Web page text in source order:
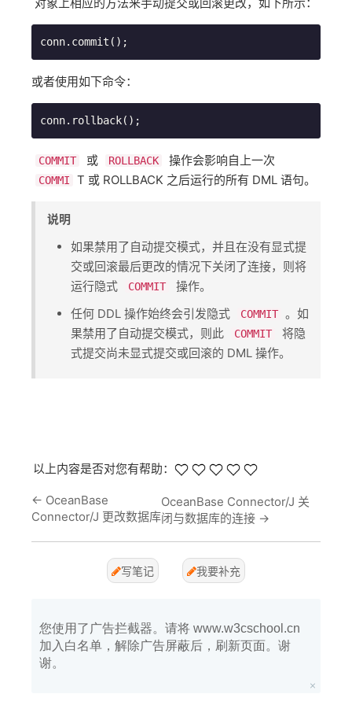
conn.commit();
或者使用如下命令：
conn.rollback();
COMMIT ​ 或 ​ ROLLBACK ​ 操作会影响自上一次 ​
COMMI ​T 或 ROLLBACK 之后运行的所有 DML 语句。
说明
如果禁用了自动提交模式，并且在没有显式提
交或回滚最后更改的情况下关闭了连接，则将
运行隐式 ​
COMMIT
​ 操作。
任何 DDL 操作始终会引发隐式 ​
COMMIT ​。如
果禁用了自动提交模式，则此 ​
COMMIT
​ 将隐
式提交尚未显式提交或回滚的 DML 操作。
以上内容是否对您有帮助：
← OceanBase
Connector/J 更改数据库
OceanBase Connector/J 关
闭与数据库的连接 →
写笔记 我要补充
您使用了广告拦截器。请将 www.w3cschool.cn
加入白名单，解除广告屏蔽后，刷新页面。谢
谢。